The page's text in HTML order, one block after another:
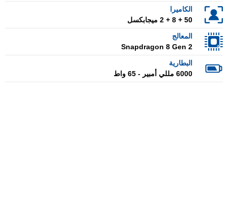
الكاميرا
50 + 8 + 2 ميجابكسل
المعالج
Snapdragon 8 Gen 2
البطارية
6000 مللي أمبير - 65 واط